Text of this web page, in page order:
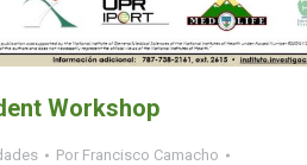
Workshop
Por Francisco Camacho